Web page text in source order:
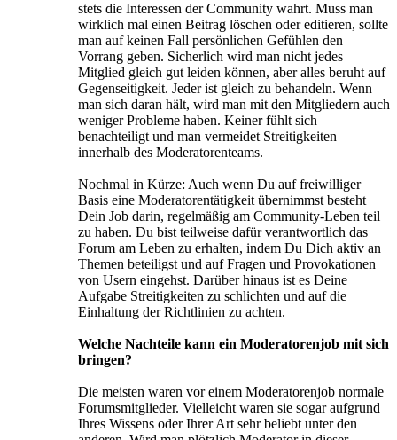
stets die Interessen der Community wahrt. Muss man
wirklich mal einen Beitrag löschen oder editieren, sollte
man auf keinen Fall persönlichen Gefühlen den
Vorrang geben. Sicherlich wird man nicht jedes
Mitglied gleich gut leiden können, aber alles beruht auf
Gegenseitigkeit. Jeder ist gleich zu behandeln. Wenn
man sich daran hält, wird man mit den Mitgliedern auch
weniger Probleme haben. Keiner fühlt sich
benachteiligt und man vermeidet Streitigkeiten
innerhalb des Moderatorenteams.
Nochmal in Kürze: Auch wenn Du auf freiwilliger
Basis eine Moderatorentätigkeit übernimmst besteht
Dein Job darin, regelmäßig am Community-Leben teil
zu haben. Du bist teilweise dafür verantwortlich das
Forum am Leben zu erhalten, indem Du Dich aktiv an
Themen beteiligst und auf Fragen und Provokationen
von Usern eingehst. Darüber hinaus ist es Deine
Aufgabe Streitigkeiten zu schlichten und auf die
Einhaltung der Richtlinien zu achten.
Welche Nachteile kann ein Moderatorenjob mit sich
bringen?
Die meisten waren vor einem Moderatorenjob normale
Forumsmitglieder. Vielleicht waren sie sogar aufgrund
Ihres Wissens oder Ihrer Art sehr beliebt unter den